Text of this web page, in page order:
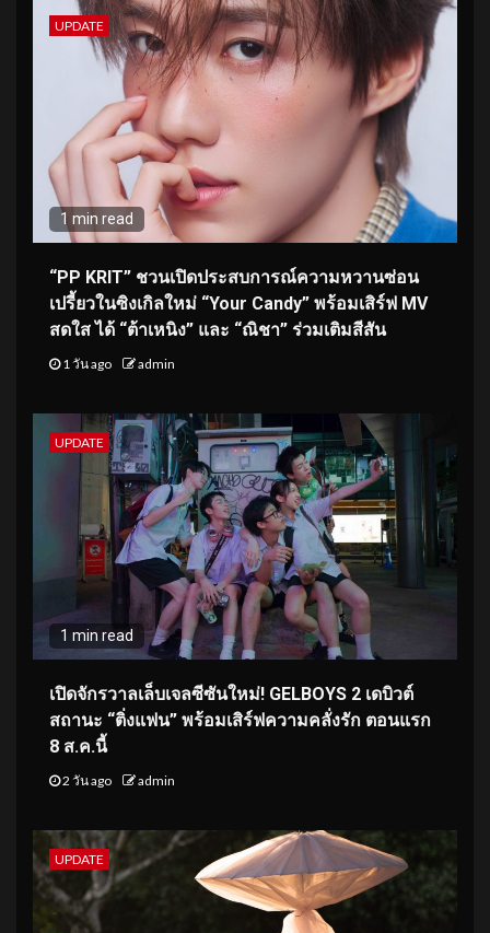
UPDATE
1 min read
“PP KRIT” ชวนเปิดประสบการณ์ความหวานซ่อน
เปรี้ยวในซิงเกิลใหม่ “Your Candy” พร้อมเสิร์ฟ MV
สดใส ได้ “ต้าเหนิง” และ “ณิชา” ร่วมเติมสีสัน
1 วัน ago admin
UPDATE
1 min read
เปิดจักรวาลเล็บเจลซีซันใหม่! GELBOYS 2 เดบิวต์
สถานะ “ติ่งแฟน” พร้อมเสิร์ฟความคลั่งรัก ตอนแรก
8 ส.ค.นี้
2 วัน ago admin
UPDATE